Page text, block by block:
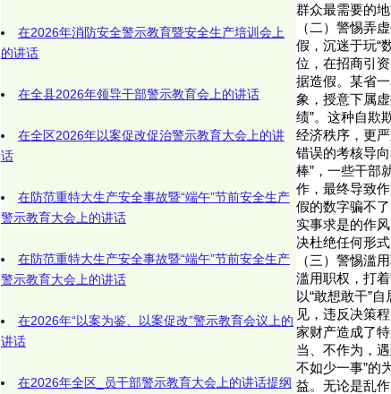
在2026年消防安全警示教育暨安全生产培训会上
的讲话
在全县2026年领导干部警示教育会上的讲话
在全区2026年以案促改促治警示教育大会上的讲
话
在防范重特大生产安全事故暨“端午”节前安全生产
警示教育大会上的讲话
在防范重特大生产安全事故暨“端午”节前安全生产
警示教育大会上的讲话
在2026年“以案为鉴、以案促改”警示教育会议上的
讲话
在2026年全区_员干部警示教育大会上的讲话提纲
群众最需要的
（二）警惕弄
假，沉迷于玩“
位，在招商引
据造假。某省
象，授意下属
绩”。这种自欺
经济秩序，更
错误的考核导
棒”，一些干部
作，最终导致
假的数字骗不
实事求是的作
决杜绝任何形式
（三）警惕滥
滥用职权，打
以“敢想敢干”
见，违反决策
家财产造成了
当、不作为，
不如少一事”的
益。无论是乱